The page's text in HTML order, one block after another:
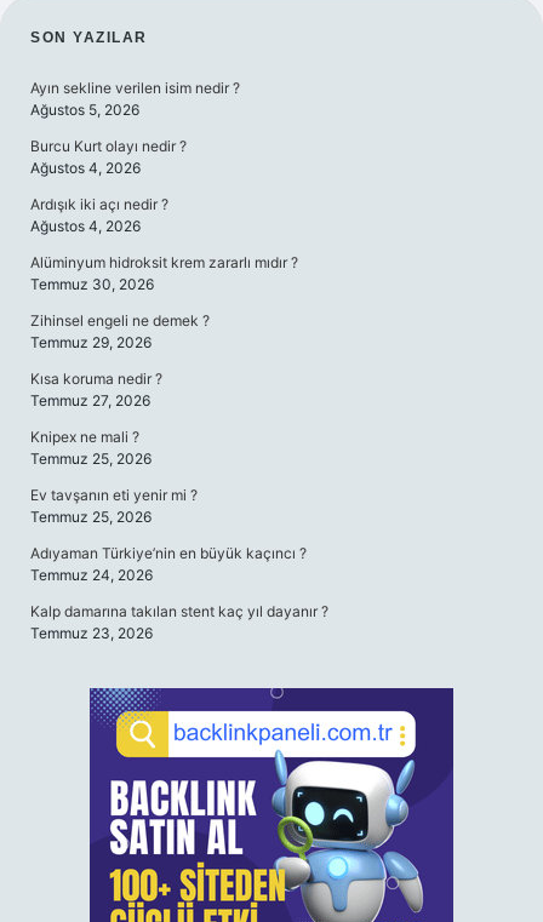
SIDEBAR
SON YAZILAR
Ayın sekline verilen isim nedir ?
Ağustos 5, 2026
Burcu Kurt olayı nedir ?
Ağustos 4, 2026
Ardışık iki açı nedir ?
Ağustos 4, 2026
Alüminyum hidroksit krem zararlı mıdır ?
Temmuz 30, 2026
Zihinsel engeli ne demek ?
Temmuz 29, 2026
Kısa koruma nedir ?
Temmuz 27, 2026
Knipex ne mali ?
Temmuz 25, 2026
Ev tavşanın eti yenir mi ?
Temmuz 25, 2026
Adıyaman Türkiye’nin en büyük kaçıncı ?
Temmuz 24, 2026
Kalp damarına takılan stent kaç yıl dayanır ?
Temmuz 23, 2026